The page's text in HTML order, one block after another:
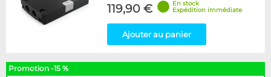
119,90 €
En stock
Expédition immédiate
Ajouter au panier
Promotion -15 %